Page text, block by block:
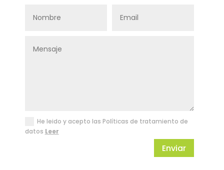
He leido y acepto las Políticas de tratamiento de
datos Leer
Enviar